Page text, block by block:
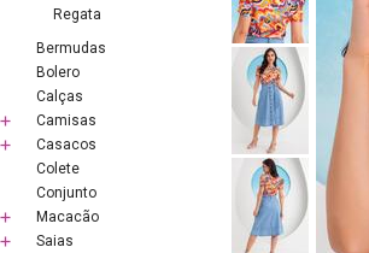
Regata
Bermudas
Bolero
Calças
Camisas
Casacos
Colete
Conjunto
Macacão
Saias